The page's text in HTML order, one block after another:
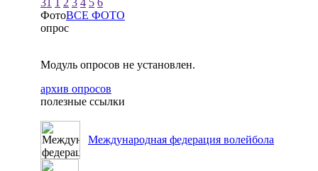
31 1 2 3 4 5 6
ФотоВСЕ ФОТО
опрос
Модуль опросов не установлен.
архив опросов
полезные ссылки
Международная федерация волейбола